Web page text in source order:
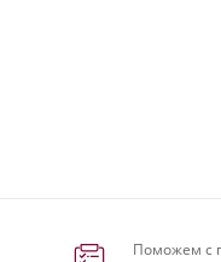
Поможем с